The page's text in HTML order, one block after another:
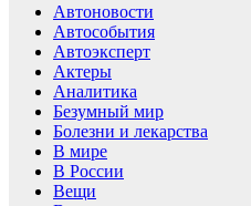
Автоновости
Автособытия
Автоэксперт
Актеры
Аналитика
Безумный мир
Болезни и лекарства
В мире
В России
Вещи